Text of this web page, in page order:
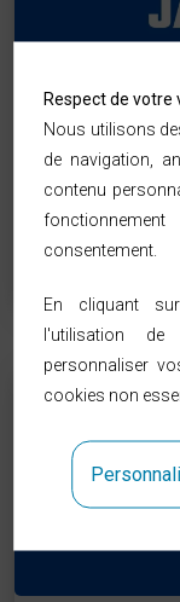
Formation
YAZINI Ismail
07:04:43
Débutant
Respect de votre
Nous utilisons
de navigation,
contenu
consentement.
En cliquant
l'utilisation
personnaliser
cookies non